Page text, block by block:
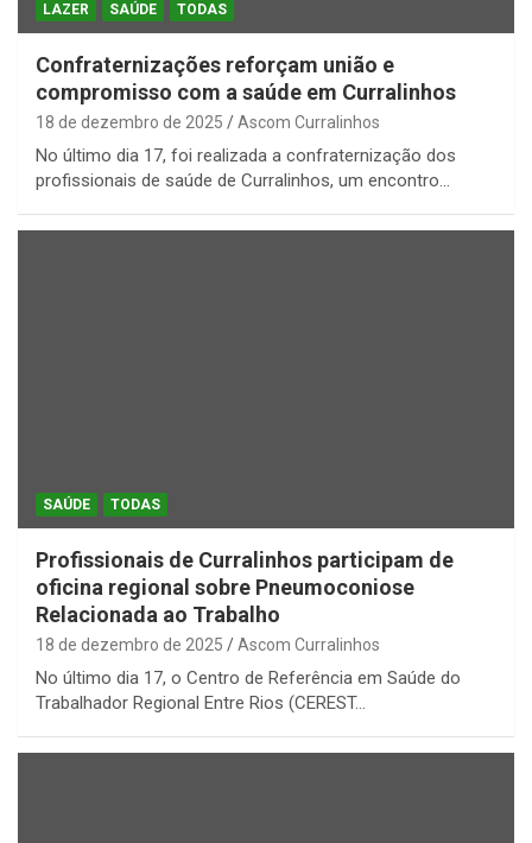
LAZER SAÚDE TODAS
Confraternizações reforçam união e
compromisso com a saúde em Curralinhos
18 de dezembro de 2025 Ascom Curralinhos
No último dia 17, foi realizada a confraternização dos
profissionais de saúde de Curralinhos, um encontro…
SAÚDE TODAS
Profissionais de Curralinhos participam de
oficina regional sobre Pneumoconiose
Relacionada ao Trabalho
18 de dezembro de 2025 Ascom Curralinhos
No último dia 17, o Centro de Referência em Saúde do
Trabalhador Regional Entre Rios (CEREST…